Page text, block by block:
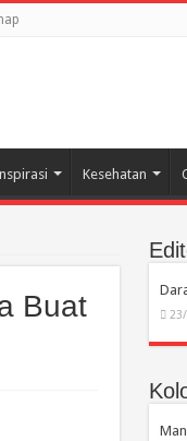
Kesehatan
Buat